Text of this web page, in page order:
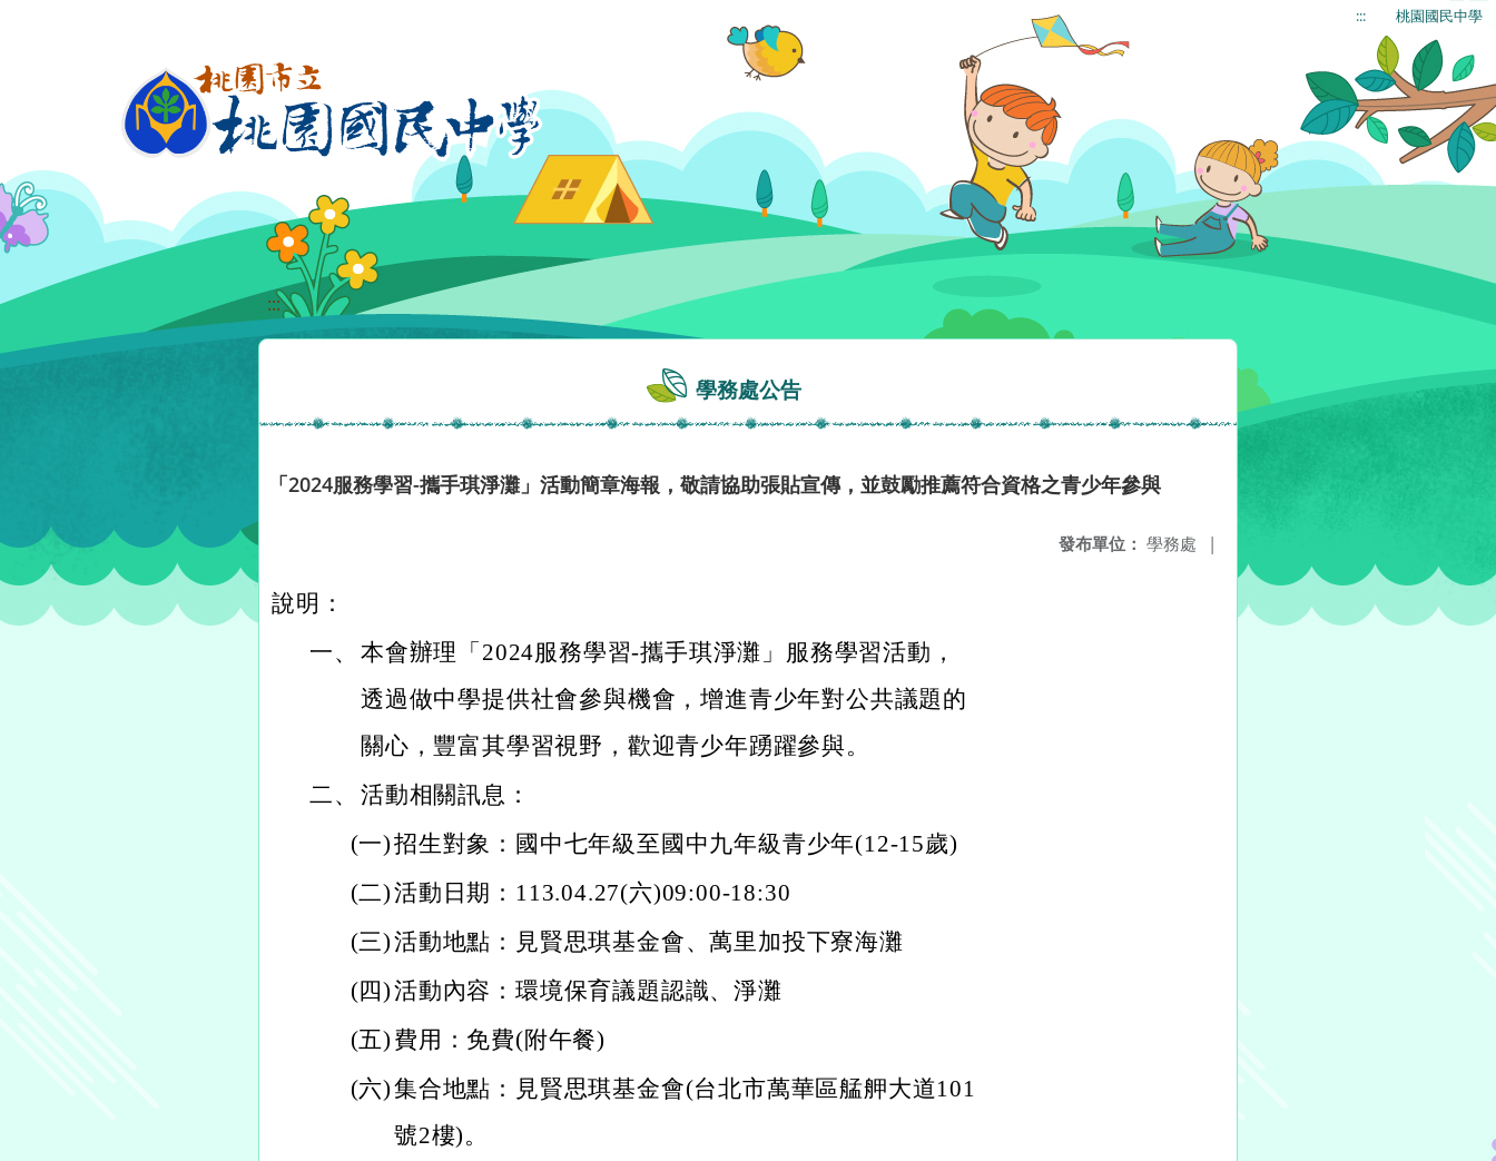
::: 桃園國民中學
:::
學務處公告
「2024服務學習-攜手琪淨灘」活動簡章海報，敬請協助張貼宣傳，並鼓勵推薦符合資格之青少年參與
發布單位： 學務處 |
說明：
一、 本會辦理「2024服務學習-攜手琪淨灘」服務學習活動，
透過做中學提供社會參與機會，增進青少年對公共議題的
關心，豐富其學習視野，歡迎青少年踴躍參與。
二、 活動相關訊息：
(一)招生對象：國中七年級至國中九年級青少年(12-15歲)
(二)活動日期：113.04.27(六)09:00-18:30
(三)活動地點：見賢思琪基金會、萬里加投下寮海灘
(四)活動內容：環境保育議題認識、淨灘
(五) 費用：免費(附午餐)
(六)集合地點：見賢思琪基金會(台北市萬華區艋舺大道101
號2樓)。